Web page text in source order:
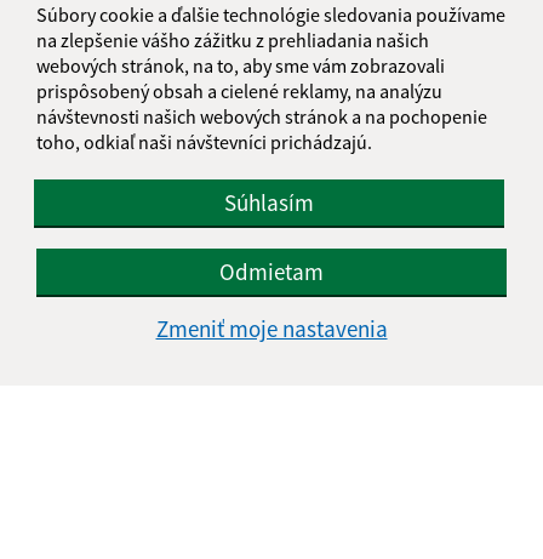
Súbory cookie a ďalšie technológie sledovania používame
na zlepšenie vášho zážitku z prehliadania našich
webových stránok, na to, aby sme vám zobrazovali
prispôsobený obsah a cielené reklamy, na analýzu
návštevnosti našich webových stránok a na pochopenie
toho, odkiaľ naši návštevníci prichádzajú.
Súhlasím
Odmietam
Zmeniť moje nastavenia
info@obecradvanovce.sk
+421 574 452 232
IČO: 00332721